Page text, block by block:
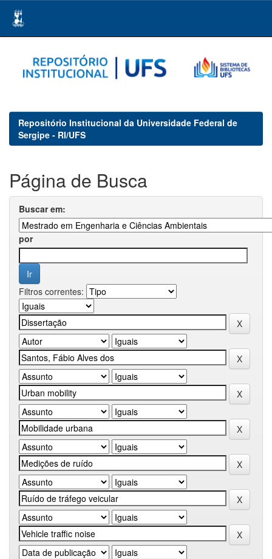
navigation
Repositório Institucional da Universidade Federal de
Sergipe - RI/UFS
Página de Busca
Buscar em:
por
Filtros correntes: